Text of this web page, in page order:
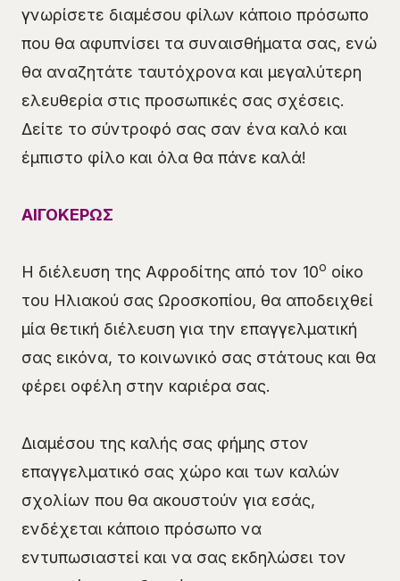
γνωρίσετε διαμέσου φίλων κάποιο πρόσωπο
που θα αφυπνίσει τα συναισθήματα σας, ενώ
θα αναζητάτε ταυτόχρονα και μεγαλύτερη
ελευθερία στις προσωπικές σας σχέσεις.
Δείτε το σύντροφό σας σαν ένα καλό και
έμπιστο φίλο και όλα θα πάνε καλά!
ΑΙΓΟΚΕΡΩΣ
Η διέλευση της Αφροδίτης από τον 10ο οίκο
του Ηλιακού σας Ωροσκοπίου, θα αποδειχθεί
μία θετική διέλευση για την επαγγελματική
σας εικόνα, το κοινωνικό σας στάτους και θα
φέρει οφέλη στην καριέρα σας.
Διαμέσου της καλής σας φήμης στον
επαγγελματικό σας χώρο και των καλών
σχολίων που θα ακουστούν για εσάς,
ενδέχεται κάποιο πρόσωπο να
εντυπωσιαστεί και να σας εκδηλώσει τον